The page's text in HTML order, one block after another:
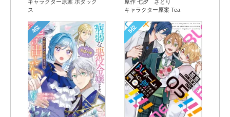
キャラクター原案 ボダック
ス
原作 七夕 さとり
キャラクター原案 Tea
4位 5位